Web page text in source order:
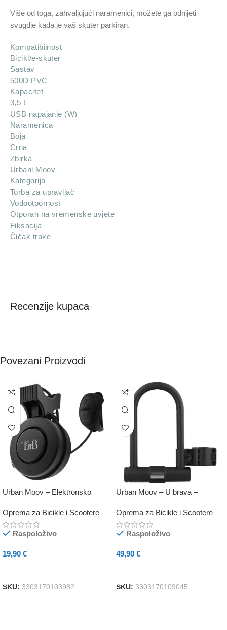
Više od toga, zahvaljujući naramenici, možete ga odnijeti
svugdje kada je vaš skuter parkiran.
Kompatibilnost
Bicikl/e-skuter
Sastav
500D PVC
Kapacitet
3,5 L
USB napajanje (W)
Naramenica
Boja
Crna
Zbirka
Urbani Moov
Kategorija
Torba za upravljač
Vodootpornost
Otporan na vremenske uvjete
Fiksacija
Čičak trake
Recenzije kupaca
Povezani Proizvodi
Urban Moov – Elektronsko
Oprema za Bicikle i Scootere
Raspoloživo
19,90 €
SKU: 3303170103982
Urban Moov – U brava –
Oprema za Bicikle i Scootere
Raspoloživo
49,90 €
SKU: 3303170109045